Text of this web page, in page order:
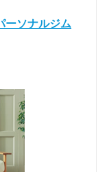
ーソナルジム